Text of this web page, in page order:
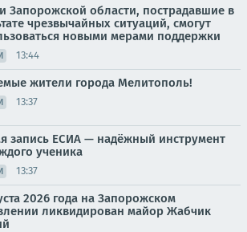
Запорожской области, пострадавшие в
чрезвычайных ситуаций, смогут
новыми мерами поддержки
13:44
жители города Мелитополь!
13:37
запись ЕСИА — надёжный инструмент
ученика
13:37
2026 года на Запорожском
ликвидирован майор Жабчик